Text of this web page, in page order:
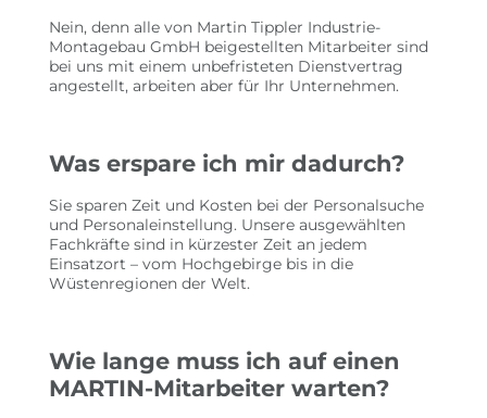
AKTUELLE JOBS
Nein, denn alle von Martin Tippler Industrie-
Montagebau GmbH beigestellten Mitarbeiter sind
bei uns mit einem unbefristeten Dienstvertrag
angestellt, arbeiten aber für Ihr Unternehmen.
Was erspare ich mir dadurch?
Sie sparen Zeit und Kosten bei der Personalsuche
und Personaleinstellung. Unsere ausgewählten
Fachkräfte sind in kürzester Zeit an jedem
Einsatzort – vom Hochgebirge bis in die
Wüstenregionen der Welt.
Wie lange muss ich auf einen
MARTIN-Mitarbeiter warten?